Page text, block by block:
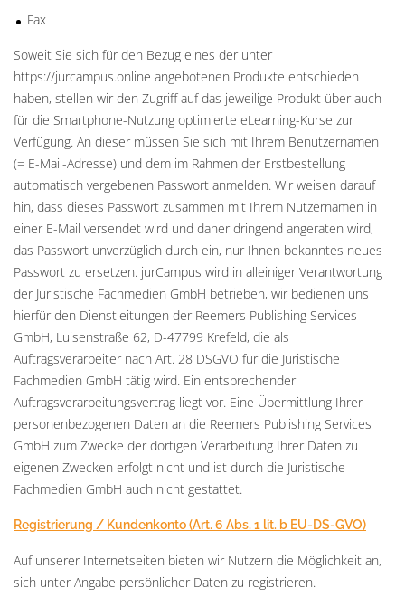
Fax
Soweit Sie sich für den Bezug eines der unter
https://jurcampus.online angebotenen Produkte entschieden
haben, stellen wir den Zugriff auf das jeweilige Produkt über auch
für die Smartphone-Nutzung optimierte eLearning-Kurse zur
Verfügung. An dieser müssen Sie sich mit Ihrem Benutzernamen
(= E-Mail-Adresse) und dem im Rahmen der Erstbestellung
automatisch vergebenen Passwort anmelden. Wir weisen darauf
hin, dass dieses Passwort zusammen mit Ihrem Nutzernamen in
einer E-Mail versendet wird und daher dringend angeraten wird,
das Passwort unverzüglich durch ein, nur Ihnen bekanntes neues
Passwort zu ersetzen. jurCampus wird in alleiniger Verantwortung
der Juristische Fachmedien GmbH betrieben, wir bedienen uns
hierfür den Dienstleitungen der Reemers Publishing Services
GmbH, Luisenstraße 62, D-47799 Krefeld, die als
Auftragsverarbeiter nach Art. 28 DSGVO für die Juristische
Fachmedien GmbH tätig wird. Ein entsprechender
Auftragsverarbeitungsvertrag liegt vor. Eine Übermittlung Ihrer
personenbezogenen Daten an die Reemers Publishing Services
GmbH zum Zwecke der dortigen Verarbeitung Ihrer Daten zu
eigenen Zwecken erfolgt nicht und ist durch die Juristische
Fachmedien GmbH auch nicht gestattet.
Registrierung / Kundenkonto (Art. 6 Abs. 1 lit. b EU-DS-GVO)
Auf unserer Internetseiten bieten wir Nutzern die Möglichkeit an,
sich unter Angabe persönlicher Daten zu registrieren.